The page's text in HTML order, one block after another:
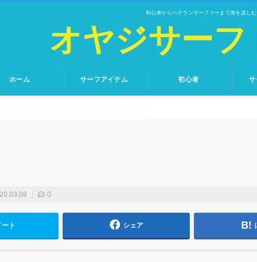
初心者からベテランサーファーまで海を楽し
オヤジサー
ホーム サーフアイテム 初心者 サ
0
ート シェア